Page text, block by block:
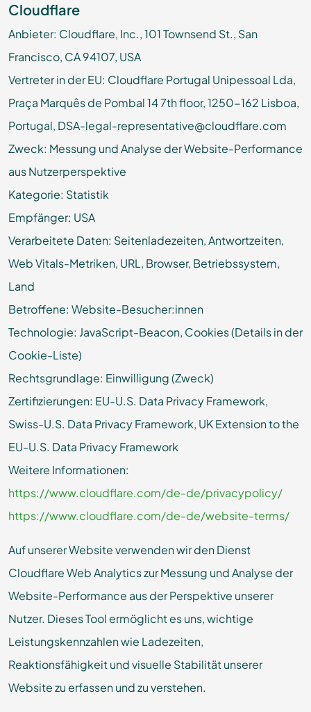
Cloudflare
Anbieter: Cloudflare, Inc., 101 Townsend St., San
Francisco, CA 94107, USA
Vertreter in der EU: Cloudflare Portugal Unipessoal Lda,
Praça Marquês de Pombal 14 7th floor, 1250-162 Lisboa,
Portugal, DSA-legal-representative@cloudflare.com
Zweck: Messung und Analyse der Website-Performance
aus Nutzerperspektive
Kategorie: Statistik
Empfänger: USA
Verarbeitete Daten: Seitenladezeiten, Antwortzeiten,
Web Vitals-Metriken, URL, Browser, Betriebssystem,
Land
Betroffene: Website-Besucher:innen
Technologie: JavaScript-Beacon, Cookies (Details in der
Cookie-Liste)
Rechtsgrundlage: Einwilligung (Zweck)
Zertifizierungen: EU-U.S. Data Privacy Framework,
Swiss-U.S. Data Privacy Framework, UK Extension to the
EU-U.S. Data Privacy Framework
Weitere Informationen:
https://www.cloudflare.com/de-de/privacypolicy/
https://www.cloudflare.com/de-de/website-terms/
Auf unserer Website verwenden wir den Dienst
Cloudflare Web Analytics zur Messung und Analyse der
Website-Performance aus der Perspektive unserer
Nutzer. Dieses Tool ermöglicht es uns, wichtige
Leistungskennzahlen wie Ladezeiten,
Reaktionsfähigkeit und visuelle Stabilität unserer
Website zu erfassen und zu verstehen.